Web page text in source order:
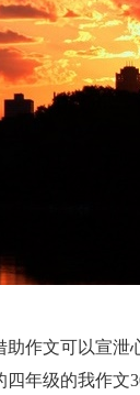
作文可以宣泄
年级的我作文